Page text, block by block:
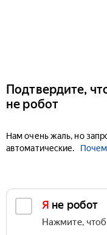
Подтвердите,
не робот
Нам очень жаль, но
автоматические.
Я не робот
Нажмите,